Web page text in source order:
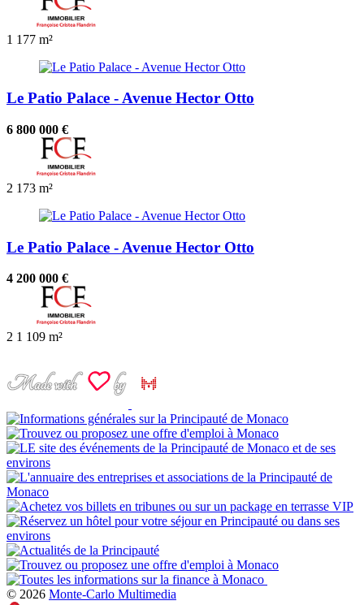
1 177 m²
Le Patio Palace - Avenue Hector Otto
6 800 000 €
2 173 m²
Le Patio Palace - Avenue Hector Otto
4 200 000 €
2 1 109 m²
© 2026 Monte-Carlo Multimedia